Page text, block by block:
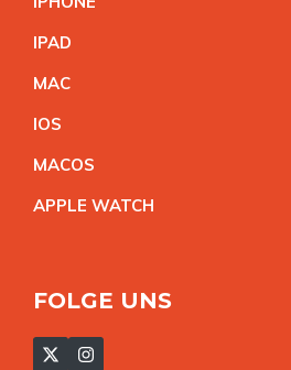
IPAD
MAC
IOS
MACOS
APPLE WATCH
FOLGE UNS